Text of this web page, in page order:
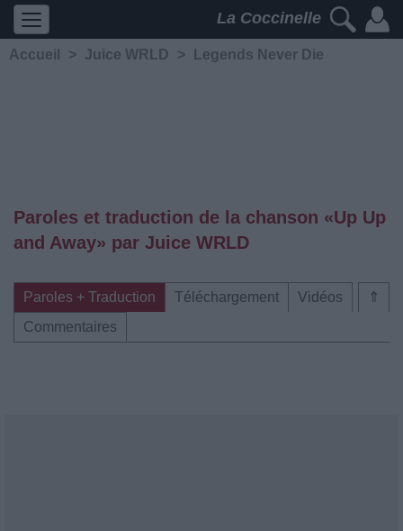
La Coccinelle
Accueil > Juice WRLD > Legends Never Die
Paroles et traduction de la chanson «Up Up
and Away» par Juice WRLD
⇑
Paroles + Traduction Téléchargement
Vidéos
Commentaires